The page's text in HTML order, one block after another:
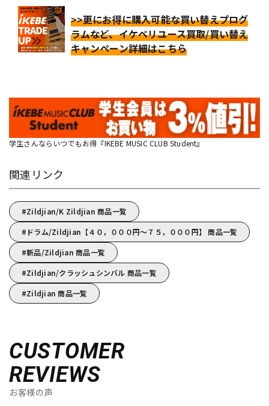
>>更にお得に購入可能な買い替えプログ
ラムなど、イケベリユース買取/買い替え
キャンペーン詳細はこちら
学生さんならいつでもお得『IKEBE MUSIC CLUB Student』
関連リンク
Zildjian/K Zildjian 商品一覧
ドラム/Zildjian【４０，０００円～７５，０００円】 商品一覧
新品/Zildjian 商品一覧
Zildjian/クラッシュシンバル 商品一覧
Zildjian 商品一覧
CUSTOMER
REVIEWS
お客様の声